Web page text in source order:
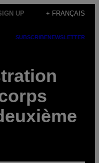
UP + FRANÇAIS
SUBSCRIBENEWSLETTER